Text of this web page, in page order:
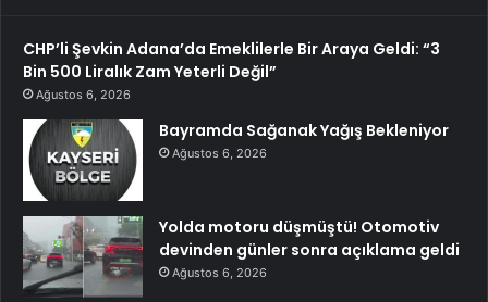
CHP’li Şevkin Adana’da Emeklilerle Bir Araya Geldi: “3
Bin 500 Liralık Zam Yeterli Değil”
Ağustos 6, 2026
Bayramda Sağanak Yağış Bekleniyor
Ağustos 6, 2026
Yolda motoru düşmüştü! Otomotiv
devinden günler sonra açıklama geldi
Ağustos 6, 2026